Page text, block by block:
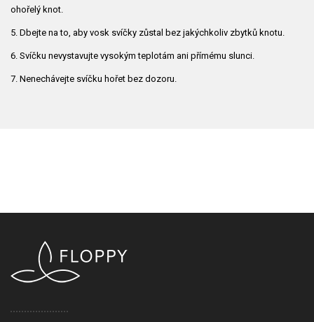
ohořelý knot.
5. Dbejte na to, aby vosk svíčky zůstal bez jakýchkoliv zbytků knotu.
6. Svíčku nevystavujte vysokým teplotám ani přímému slunci.
7. Nenechávejte svíčku hořet bez dozoru.